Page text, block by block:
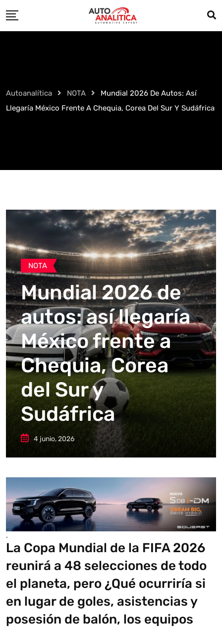
to
Autoanalítica NOTA
Mundial 2026 De Autos: Así
Llegaría México Frente A Chequia, Corea Del Sur Y Sudáfrica
NOTA
Mundial 2026 de
autos: así llegaría
México frente a
Chequia, Corea
del Sur y
Sudáfrica
4 junio, 2026
.
La Copa Mundial de la FIFA 2026
reunirá a 48 selecciones de todo
el planeta, pero ¿Qué ocurriría si
en lugar de goles, asistencias y
posesión de balón, los equipos